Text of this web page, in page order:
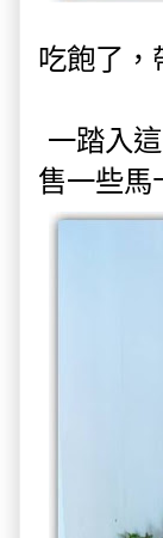
吃飽了，
一踏入
售一些馬